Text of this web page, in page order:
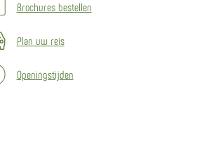
Brochures bestellen
Plan uw reis
Openingstijden